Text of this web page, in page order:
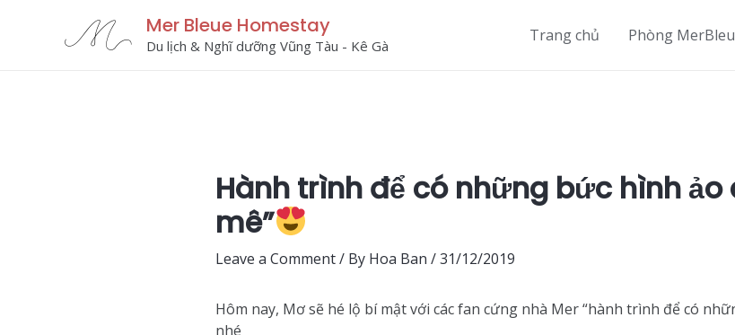
Mer Bleue Homestay
Du lịch & Nghĩ dưỡng Vũng Tàu - Kê Gà
Trang chủ Phòng
Hành trình để có những bức hình ảo
mê”
Leave a Comment/ By Hoa Ban /31/12/2019
Hôm nay, Mơ sẽ hé lộ bí mật với các fan cứng nhà Mer “hành trình để có
nhé